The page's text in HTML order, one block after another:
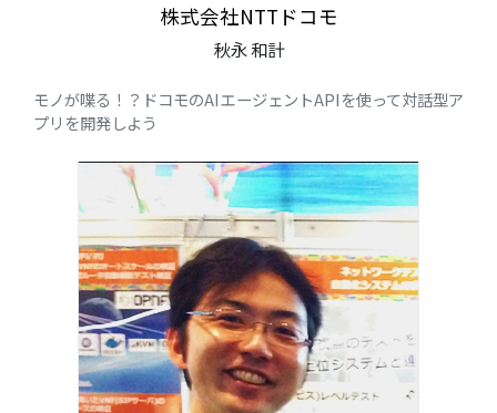
株式会社NTTドコモ
秋永 和計
モノが喋る！？ドコモのAIエージェントAPIを使って対話型ア
プリを開発しよう